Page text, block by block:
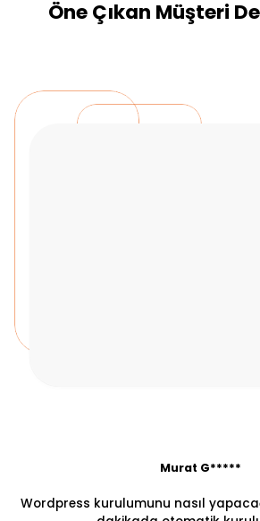
Öne Çıkan Müşteri
Murat G*****
Wordpress kurulumunu nasıl